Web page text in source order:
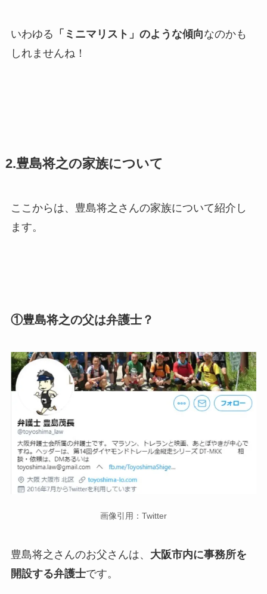
いわゆる 「ミニマリスト」のような傾向なのかも
しれませんね！
2.豊島将之の家族について
ここからは、豊島将之さんの家族について紹介し
ます。
①豊島将之の父は弁護士？
画像引用：Twitter
豊島将之さんのお父さんは、 大阪市内に事務所を
開設する弁護士です。